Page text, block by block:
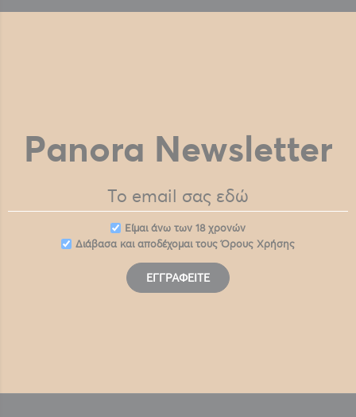
Panora Newsletter
Eίμαι άνω των 18 χρονών
Διάβασα και αποδέχομαι τουςΌρους Χρήσης
ΕΓΓΡΑΦΕΊΤΕ